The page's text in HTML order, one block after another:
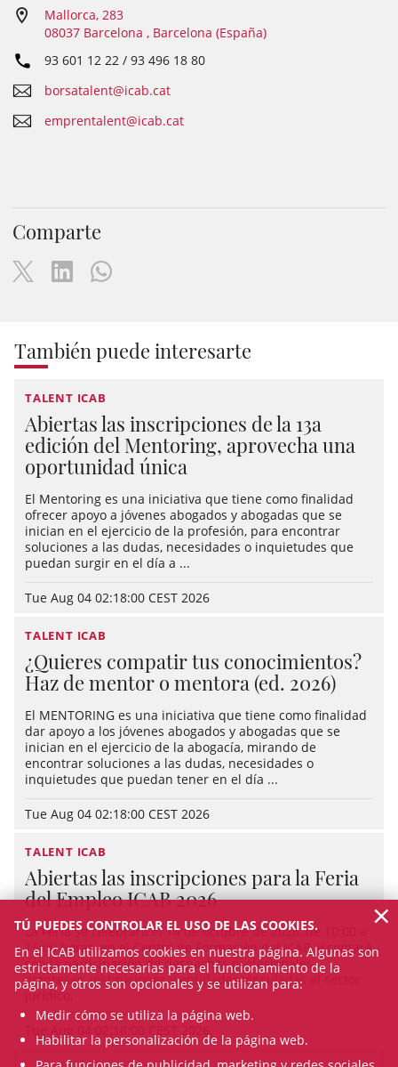
Mallorca, 283
08037 Barcelona , Barcelona (España)
93 601 12 22 / 93 496 18 80
borsatalent@icab.cat
emprentalent@icab.cat
Comparte
También puede interesarte
TALENT ICAB
Abiertas las inscripciones de la 13a
edición del Mentoring, aprovecha una
oportunidad única
El Mentoring es una iniciativa que tiene como finalidad
ofrecer apoyo a jóvenes abogados y abogadas que se
inician en el ejercicio de la profesión, para encontrar
soluciones a las dudas, necesidades o inquietudes que
puedan surgir en el día a ...
Tue Aug 04 02:18:00 CEST 2026
TALENT ICAB
¿Quieres compatir tus conocimientos?
Haz de mentor o mentora (ed. 2026)
El MENTORING es una iniciativa que tiene como finalidad
dar apoyo a los jóvenes abogados y abogadas que se
inician en el ejercicio de la abogacía, mirando de
encontrar soluciones a las dudas, necesidades o
inquietudes que puedan tener en el día ...
Tue Aug 04 02:18:00 CEST 2026
TALENT ICAB
Abiertas las inscripciones para la Feria
del Empleo ICAB 2026
La Feria se celebrará el 14 de octubre de 2026, de 10:00 a
15:00 horas, en el Centro de Formación del ICAB, y contará
con la participación de despachos profesionales,
empresas, instituciones y entidades vinculadas al sector
jurídico.
TÚ PUEDES CONTROLAR EL USO DE LAS COOKIES.
En el ICAB utilizamos cookies en nuestra página. Algunas son
estrictamente necesarias para el funcionamiento de la
página, y otros son opcionales y se utilizan para:
Medir cómo se utiliza la página web.
Habilitar la personalización de la página web.
×